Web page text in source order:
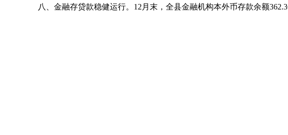
八、金融存贷款稳健运行。12月末，全县金融机构本外币存款余额362.3